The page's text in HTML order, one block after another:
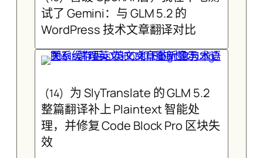
试了 Gemini：与 GLM 5.2 的
WordPress 技术文章翻译对比
(14) 为 SlyTranslate 的 GLM 5.2
整篇翻译补上 Plaintext 智能处
理，并修复 Code Block Pro 区块失
效